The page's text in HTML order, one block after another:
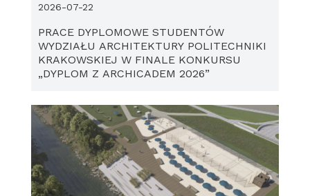
PRACE DYPLOMOWE STUDENTÓW
WYDZIAŁU ARCHITEKTURY POLITECHNIKI
KRAKOWSKIEJ W FINALE KONKURSU
„DYPLOM Z ARCHICADEM 2026”
2026-07-22